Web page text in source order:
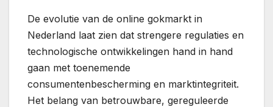
De evolutie van de online gokmarkt in
Nederland laat zien dat strengere regulaties en
technologische ontwikkelingen hand in hand
gaan met toenemende
consumentenbescherming en marktintegriteit.
Het belang van betrouwbare, gereguleerde